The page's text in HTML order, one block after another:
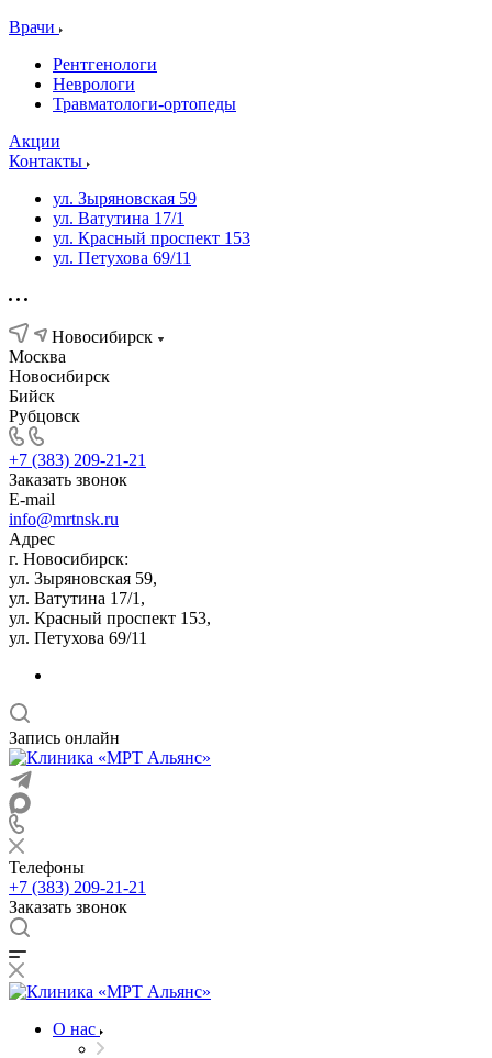
Врачи
Рентгенологи
Неврологи
Травматологи-ортопеды
Акции
Контакты
ул. Зыряновская 59
ул. Ватутина 17/1
ул. Красный проспект 153
ул. Петухова 69/11
Новосибирск
Москва
Новосибирск
Бийск
Рубцовск
+7 (383) 209-21-21
Заказать звонок
E-mail
info@mrtnsk.ru
Адрес
г. Новосибирск:
ул. Зыряновская 59,
ул. Ватутина 17/1,
ул. Красный проспект 153,
ул. Петухова 69/11
Запись онлайн
Телефоны
+7 (383) 209-21-21
Заказать звонок
О нас